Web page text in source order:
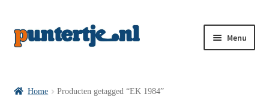
Menu
Home Producten getagged “EK 1984”